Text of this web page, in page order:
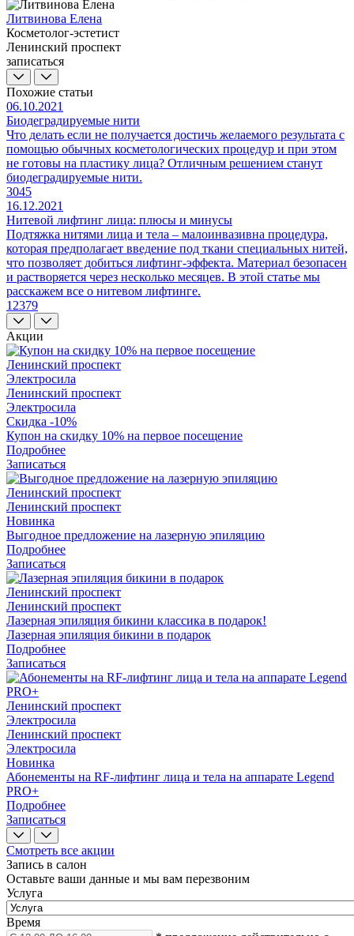
Литвинова Елена
Косметолог-эстетист
Ленинский проспект
записаться
Похожие статьи
06.10.2021
Биодеградируемые нити
Что делать если не получается достичь желаемого результата с
помощью обычных косметологических процедур и при этом
не готовы на пластику лица? Отличным решением станут
биодеградируемые нити.
3045
16.12.2021
Нитевой лифтинг лица: плюсы и минусы
Подтяжка нитями лица и тела – малоинвазивна процедура,
которая предполагает введение под ткани специальных нитей,
что позволяет добиться лифтинг-эффекта. Материал безопасен
и растворяется через несколько месяцев. В этой статье мы
расскажем все о нитевом лифтинге.
12379
Акции
Ленинский проспект
Электросила
Ленинский проспект
Электросила
Скидка -10%
Купон на скидку 10% на первое посещение
Подробнее
Записаться
Ленинский проспект
Ленинский проспект
Новинка
Выгодное предложение на лазерную эпиляцию
Подробнее
Записаться
Ленинский проспект
Ленинский проспект
Лазерная эпиляция бикини классика в подарок!
Лазерная эпиляция бикини в подарок
Подробнее
Записаться
Ленинский проспект
Электросила
Ленинский проспект
Электросила
Новинка
Абонементы на RF-лифтинг лица и тела на аппарате Legend
PRO+
Подробнее
Записаться
Смотреть все акции
Запись в салон
Оставьте ваши данные и мы вам перезвоним
Услуга
Время